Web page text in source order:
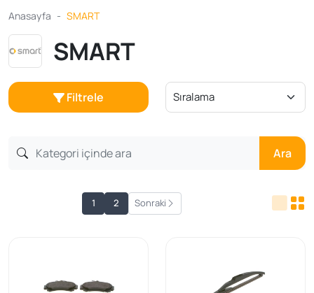
Anasayfa SMART
SMART
Filtrele
Ara
1 2 Sonraki